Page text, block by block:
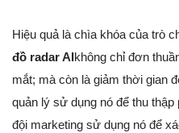
Hiệu quả là chìa khóa của trò
đồ radar AIkhông chỉ đơn
mắt; mà còn là giảm thời gian
quản lý sử dụng nó để thu
đội marketing sử dụng nó để